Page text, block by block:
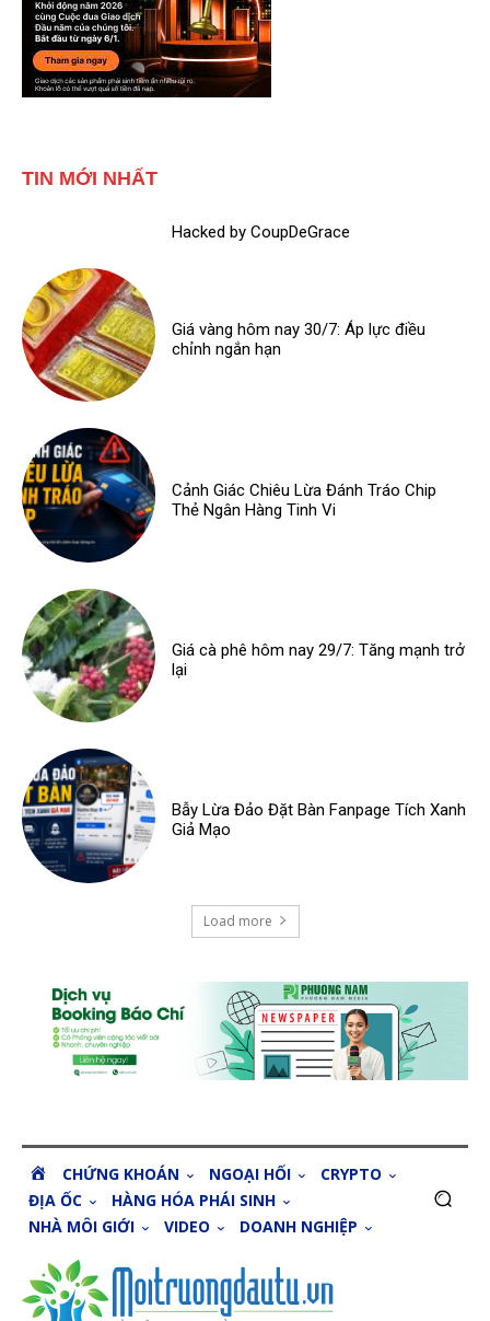
TIN MỚI NHẤT
Hacked by CoupDeGrace
Giá vàng hôm nay 30/7: Áp lực điều
chỉnh ngắn hạn
Cảnh Giác Chiêu Lừa Đánh Tráo Chip
Thẻ Ngân Hàng Tinh Vi
Giá cà phê hôm nay 29/7: Tăng mạnh trở
lại
Bẫy Lừa Đảo Đặt Bàn Fanpage Tích Xanh
Giả Mạo
Load more
O
M
CHỨNG KHOÁN NGOẠI HỐI
CRYPTO
ĐỊA ỐC
HÀNG HÓA PHÁI SINH
NHÀ MÔI GIỚI
VIDEO DOANH NGHIỆP